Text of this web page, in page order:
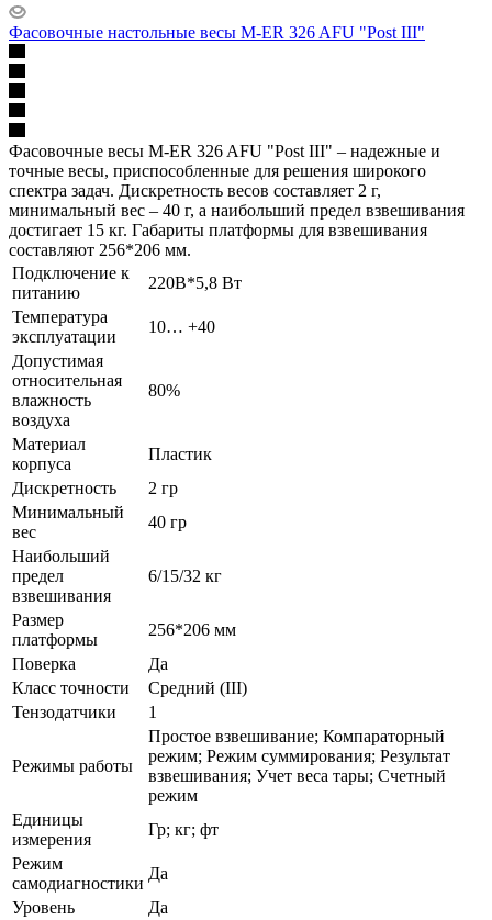
Фасовочные настольные весы M-ER 326 AFU "Post III"
Фасовочные весы M-ER 326 AFU "Post III" – надежные и
точные весы, приспособленные для решения широкого
спектра задач. Дискретность весов составляет 2 г,
минимальный вес – 40 г, а наибольший предел взвешивания
достигает 15 кг. Габариты платформы для взвешивания
составляют 256*206 мм.
Подключение к
питанию
220В*5,8 Вт
Температура
эксплуатации
10… +40
Допустимая
относительная
влажность
воздуха
80%
Материал
корпуса
Пластик
Дискретность
2 гр
Минимальный
вес
40 гр
Наибольший
предел
взвешивания
6/15/32 кг
Размер
платформы
256*206 мм
Поверка
Да
Класс точности
Средний (III)
Тензодатчики
1
Режимы работы
Простое взвешивание; Компараторный
режим; Режим суммирования; Результат
взвешивания; Учет веса тары; Счетный
режим
Единицы
измерения
Гр; кг; фт
Режим
самодиагностики
Да
Уровень
Да